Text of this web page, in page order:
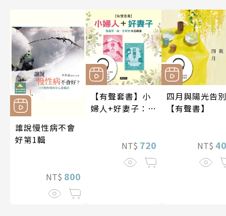
誰說慢性病不會
好第1輯
NT$ 800
【有聲套書】小
婦人+好妻子：路
NT$ 720
四月與陽光告別
【有聲書】
NT$